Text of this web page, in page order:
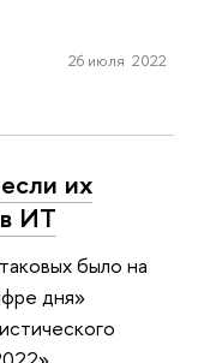
26 июля 2022
их
ИТ
было на
дня»